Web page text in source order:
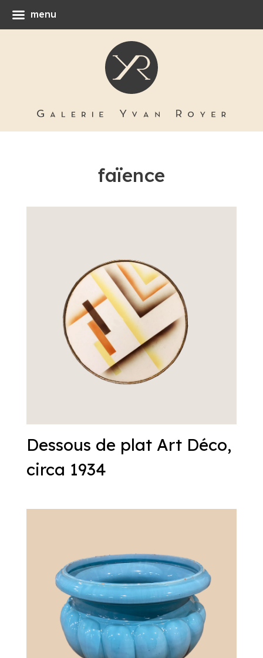
faïence
Dessous de plat Art Déco,
circa 1934
menu